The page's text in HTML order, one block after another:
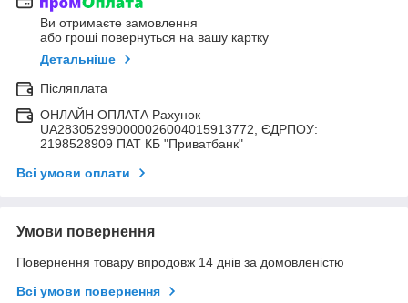
Ви отримаєте замовлення
або гроші повернуться на вашу картку
Детальніше
Післяплата
ОНЛАЙН ОПЛАТА Рахунок
UA283052990000026004015913772, ЄДРПОУ:
2198528909 ПАТ КБ "Приватбанк"
Всі умови оплати
Умови повернення
Повернення товару впродовж 14 днів за домовленістю
Всі умови повернення